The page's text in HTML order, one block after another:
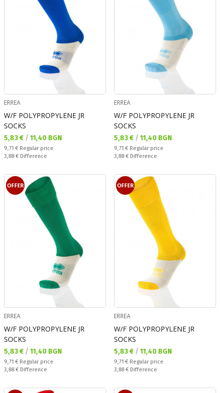
ERREA
W/F POLYPROPYLENE JR
SOCKS
Текуща цена:
5,83 € / 11,40 BGN
Regular price:
9,71 € Regular price
Спестявате:
3,88 € Difference
ERREA
W/F POLYPROPYLENE JR
SOCKS
Текуща цена:
5,83 € / 11,40 BGN
Regular price:
9,71 € Regular price
Спестявате:
3,88 € Difference
OFFER
ERREA
W/F POLYPROPYLENE JR
SOCKS
Текуща цена:
5,83 € / 11,40 BGN
Regular price:
9,71 € Regular price
Спестявате:
3,88 € Difference
OFFER
ERREA
W/F POLYPROPYLENE JR
SOCKS
Текуща цена:
5,83 € / 11,40 BGN
Regular price:
9,71 € Regular price
Спестявате:
3,88 € Difference